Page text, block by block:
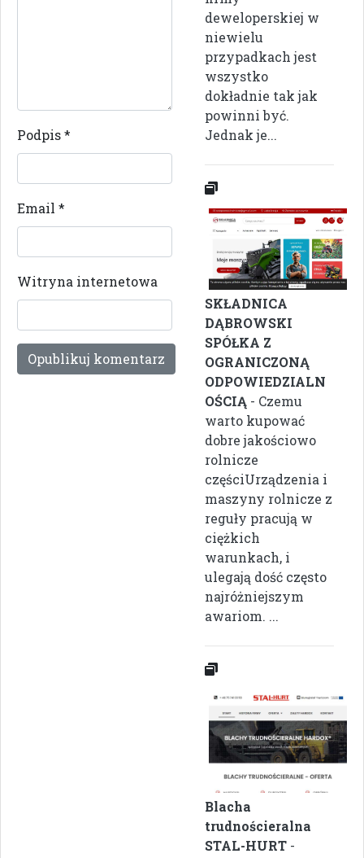
Podpis*
Email *
Witryna internetowa
deweloperskiej w
niewielu
przypadkach jest
wszystko
dokładnie tak jak
powinni być.
Jednak je...
SKŁADNICA
DĄBROWSKI
SPÓŁKA Z
OGRANICZONĄ
ODPOWIEDZIALN
OŚCIĄ - Czemu
warto kupować
dobre jakościowo
rolnicze
częściUrządzenia i
maszyny rolnicze z
reguły pracują w
ciężkich
warunkach, i
ulegają dość często
najróżniejszym
awariom. ...
Blacha
trudnościeralna
STAL-HURT -